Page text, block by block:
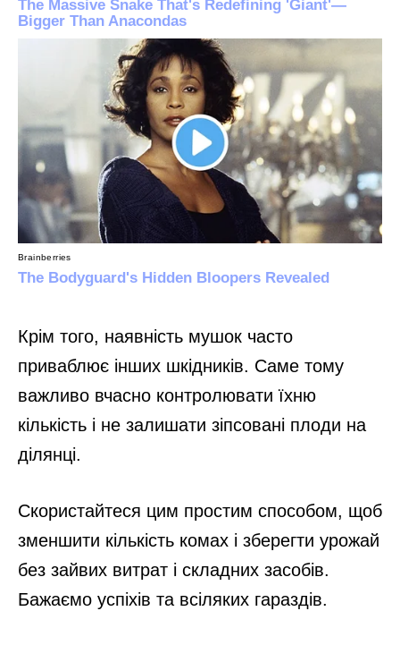
Крім того, наявність мушок часто
приваблює інших шкідників. Саме тому
важливо вчасно контролювати їхню
кількість і не залишати зіпсовані плоди на
ділянці.
Скористайтеся цим простим способом, щоб
зменшити кількість комах і зберегти урожай
без зайвих витрат і складних засобів.
Бажаємо успіхів та всіляких гараздів.